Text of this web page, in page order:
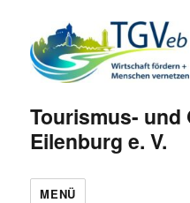
Tourismus- und
Eilenburg e. V.
MENÜ